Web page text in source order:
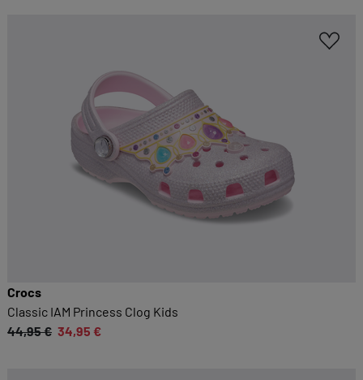
Crocs
Classic IAM Princess Clog Kids
44,95 € 34,95 €